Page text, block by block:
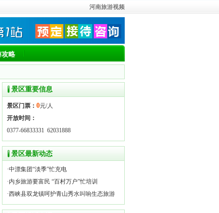
河南旅游视频
攻略
景区重要信息
景区门票： 0元/人
开放时间：
0377-66833331 62031888
景区最新动态
·中漂集团“淡季”忙充电
·内乡旅游要富民 “百村万户”忙培训
·西峡县双龙镇呵护青山秀水叫响生态旅游